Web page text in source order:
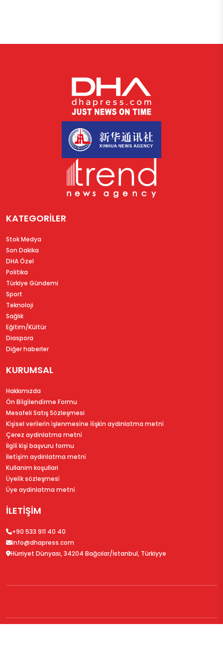
KATEGORİLER
Stok Medya
Son Dakika
DHA Özel
Politika
Türkiye Gündemi
Sport
Teknoloji
Sağlık
Eğitim/Kültür
Diaspora
Diğer haberler
KURUMSAL
Hakkımızda
Ön Bi̇lgi̇lendi̇rme Formu
Mesafeli Satış Sözleşmesi
Ki̇şi̇sel veri̇leri̇n i̇şlenmesi̇ne i̇li̇şki̇n aydinlatma metni̇
Çerez aydinlatma metni̇
İlgi̇li̇ ki̇şi̇ başvuru formu
İleti̇şi̇m aydinlatma metni̇
Kullanim koşullari
Üyeli̇k sözleşmesi̇
Üye aydinlatma metni̇
İLETİŞİM
+90 533 911 40 40
info@dhapress.com
Hürriyet Dünyası, 34204 Bağcılar/İstanbul, Türkiyye